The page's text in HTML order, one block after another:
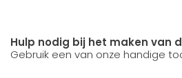
Hulp nodig bij het maken van
Gebruik een van onze handige